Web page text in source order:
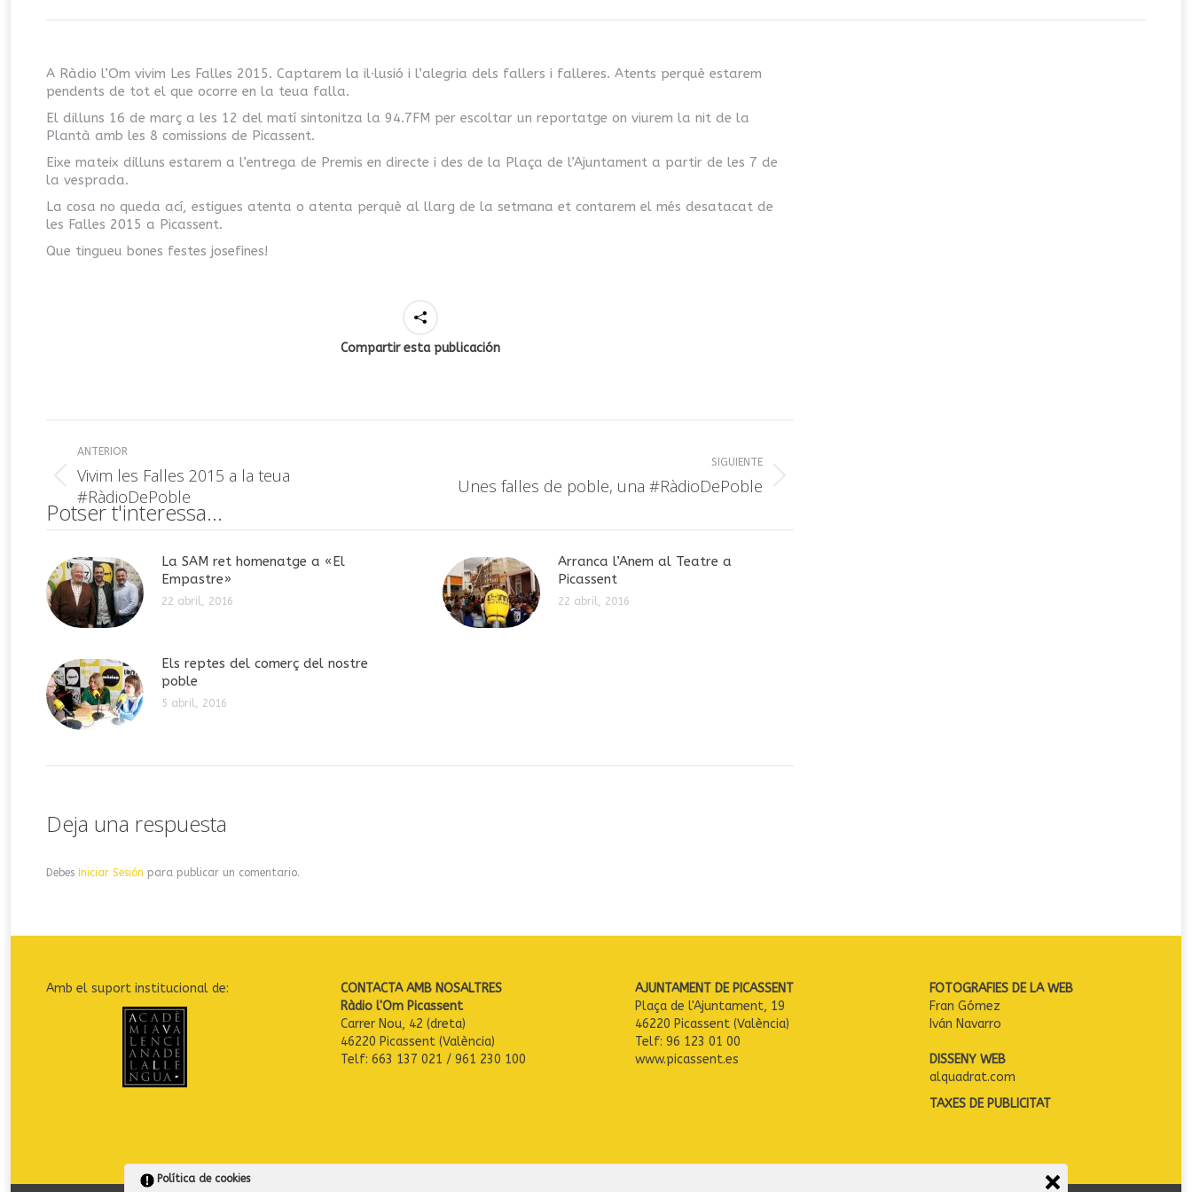
A Ràdio l’Om vivim Les Falles 2015. Captarem la il·lusió i l’alegria dels fallers i falleres. Atents perquè estarem
pendents de tot el que ocorre en la teua falla.
El dilluns 16 de març a les 12 del matí sintonitza la 94.7FM per escoltar un reportatge on viurem la nit de la
Plantà amb les 8 comissions de Picassent.
Eixe mateix dilluns estarem a l’entrega de Premis en directe i des de la Plaça de l’Ajuntament a partir de les 7 de
la vesprada.
La cosa no queda ací, estigues atenta o atenta perquè al llarg de la setmana et contarem el més desatacat de
les Falles 2015 a Picassent.
Que tingueu bones festes josefines!
Compartir esta publicación
Navegación
entre
publicaciones
ANTERIOR
Publicación
anterior:
Vivim les Falles 2015 a la teua
#RàdioDePoble
SIGUIENTE
Publicación
Unes falles de poble, una #RàdioDePoble
Potser t'interessa...
La SAM ret homenatge a «El
Empastre»
22 abril, 2016
Arranca l’Anem al Teatre a
Picassent
22 abril, 2016
Els reptes del comerç del nostre
poble
5 abril, 2016
Deja una respuesta
Debes Iniciar Sesión para publicar un comentario.
Amb el suport institucional de:
CONTACTA AMB NOSALTRES
Ràdio l'Om Picassent
Carrer Nou, 42 (dreta)
46220 Picassent (València)
Telf: 663 137 021 / 961 230 100
AJUNTAMENT DE PICASSENT
Plaça de l'Ajuntament, 19
46220 Picassent (València)
Telf: 96 123 01 00
www.picassent.es
FOTOGRAFIES DE LA WEB
Fran Gómez
Iván Navarro
DISSENY WEB
alquadrat.com
TAXES DE PUBLICITAT
Política de cookies